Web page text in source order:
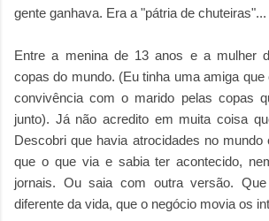
gente ganhava. Era a "pátria de chuteiras"...
Entre a menina de 13 anos e a mulher
copas do mundo. (Eu tinha uma amiga
convivência com o marido pelas copas
junto). Já não acredito em muita coisa
Descobri que havia atrocidades no mundo
que o que via e sabia ter acontecido,
jornais. Ou saia com outra versão.
diferente da vida, que o negócio movia os